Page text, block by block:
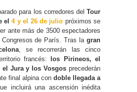
para los corredores del Tour
el4 y el 26 de julio próximos se
ante más de 3500 espectadores
de París. Tras la gran
, se recorrerán las cinco
francés:
los Pirineos, el
el Jura y los Vosgos precederán
final alpina con doble llegada a
incluirá una ascensión inédita